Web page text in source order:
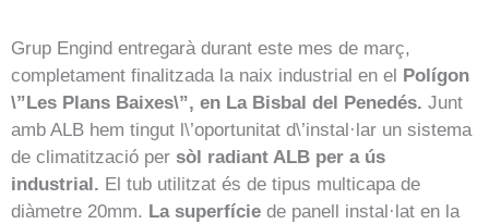
Grup Engind entregarà durant este mes de març,
completament finalitzada la naix industrial en el
Polígon
\”Les Plans Baixes\”, en La Bisbal del Penedés. Junt
amb ALB hem tingut l\’oportunitat d\’instal·lar un sistema
de climatització per sòl radiant ALB per a ús
industrial. El tub utilitzat és de tipus multicapa de
diàmetre 20mm. La superfície de panell instal·lat en la